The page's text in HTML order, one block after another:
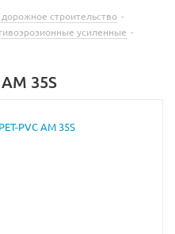
строительство -
усиленные -
35S